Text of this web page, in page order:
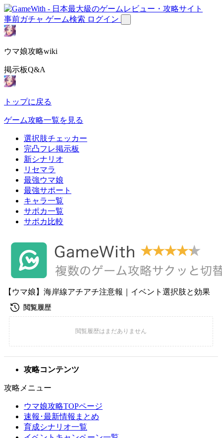
事前ガチャ ゲーム検索 ログイン
ウマ娘攻略wiki
掲示板Q&A
トップに戻る
ゲーム攻略一覧を見る
選択肢チェッカー
完凸フレ掲示板
新シナリオ
リセマラ
最強ウマ娘
最強サポート
キャラ一覧
サポカ一覧
サポカ比較
【ウマ娘】海岸線アチアチ注意報｜イベント選択肢と効果
攻略コンテンツ
攻略メニュー
ウマ娘攻略TOPページ
速報･最新情報まとめ
育成シナリオ一覧